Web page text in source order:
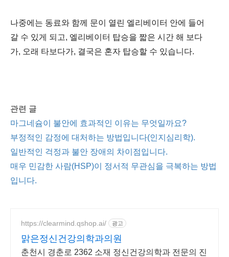
나중에는 동료와 함께 문이 열린 엘리베이터 안에 들어
갈 수 있게 되고, 엘리베이터 탑승을 짧은 시간 해 보다
가, 오래 타보다가, 결국은 혼자 탑승할 수 있습니다.
관련 글
마그네슘이 불안에 효과적인 이유는 무엇일까요?
부정적인 감정에 대처하는 방법입니다(인지심리학).
일반적인 걱정과 불안 장애의 차이점입니다.
매우 민감한 사람(HSP)이 정서적 무관심을 극복하는 방법
입니다.
https://clearmind.qshop.ai/ 광고
맑은정신건강의학과의원
춘천시 경춘로 2362 소재 정신건강의학과 전문의 진